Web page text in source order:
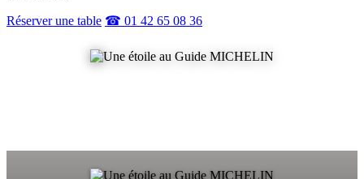
Réserver une table ☎ 01 42 65 08 36